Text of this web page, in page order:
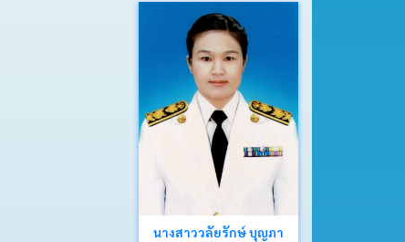
นางสาววลัยรักษ์ บุญภา